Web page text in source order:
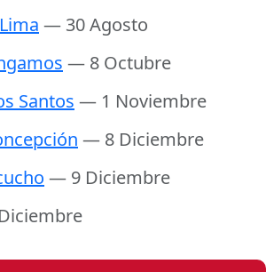
— 30 Agosto
— 8 Octubre
Santos — 1 Noviembre
— 8 Diciembre
— 9 Diciembre